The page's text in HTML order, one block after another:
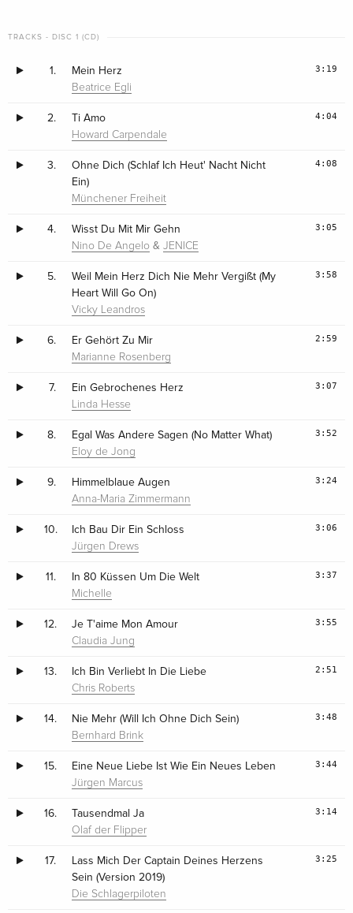
TRACKS - DISC 1 (CD)
1. Mein Herz
Beatrice Egli
3:19
2. Ti Amo
Howard Carpendale
4:04
3.
Ohne Dich (Schlaf Ich Heut' Nacht Nicht
Ein)
Münchener Freiheit
4:08
4. Wisst Du Mit Mir Gehn
Nino De Angelo &JENICE
3:05
5.
Weil Mein Herz Dich Nie Mehr Vergißt (My
Heart Will Go On)
Vicky Leandros
3:58
6. Er Gehört Zu Mir
Marianne Rosenberg
2:59
7. Ein Gebrochenes Herz
Linda Hesse
3:07
8. Egal Was Andere Sagen (No Matter What)
Eloy de Jong
3:52
9. Himmelblaue Augen
Anna-Maria Zimmermann
3:24
10. Ich Bau Dir Ein Schloss
Jürgen Drews
3:06
11. In 80 Küssen Um Die Welt
Michelle
3:37
12. Je T'aime Mon Amour
Claudia Jung
3:55
13. Ich Bin Verliebt In Die Liebe
Chris Roberts
2:51
14. Nie Mehr (Will Ich Ohne Dich Sein)
Bernhard Brink
3:48
15. Eine Neue Liebe Ist Wie Ein Neues Leben
Jürgen Marcus
3:44
16. Tausendmal Ja
Olaf der Flipper
3:14
17.
Lass Mich Der Captain Deines Herzens
Sein (Version 2019)
Die Schlagerpiloten
3:25